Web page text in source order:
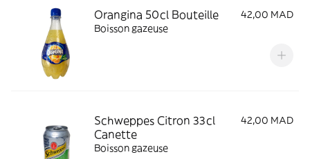
Orangina 50cl Bouteille
42,00 MAD
Boisson gazeuse
Schweppes Citron 33cl
Canette
42,00 MAD
Boisson gazeuse